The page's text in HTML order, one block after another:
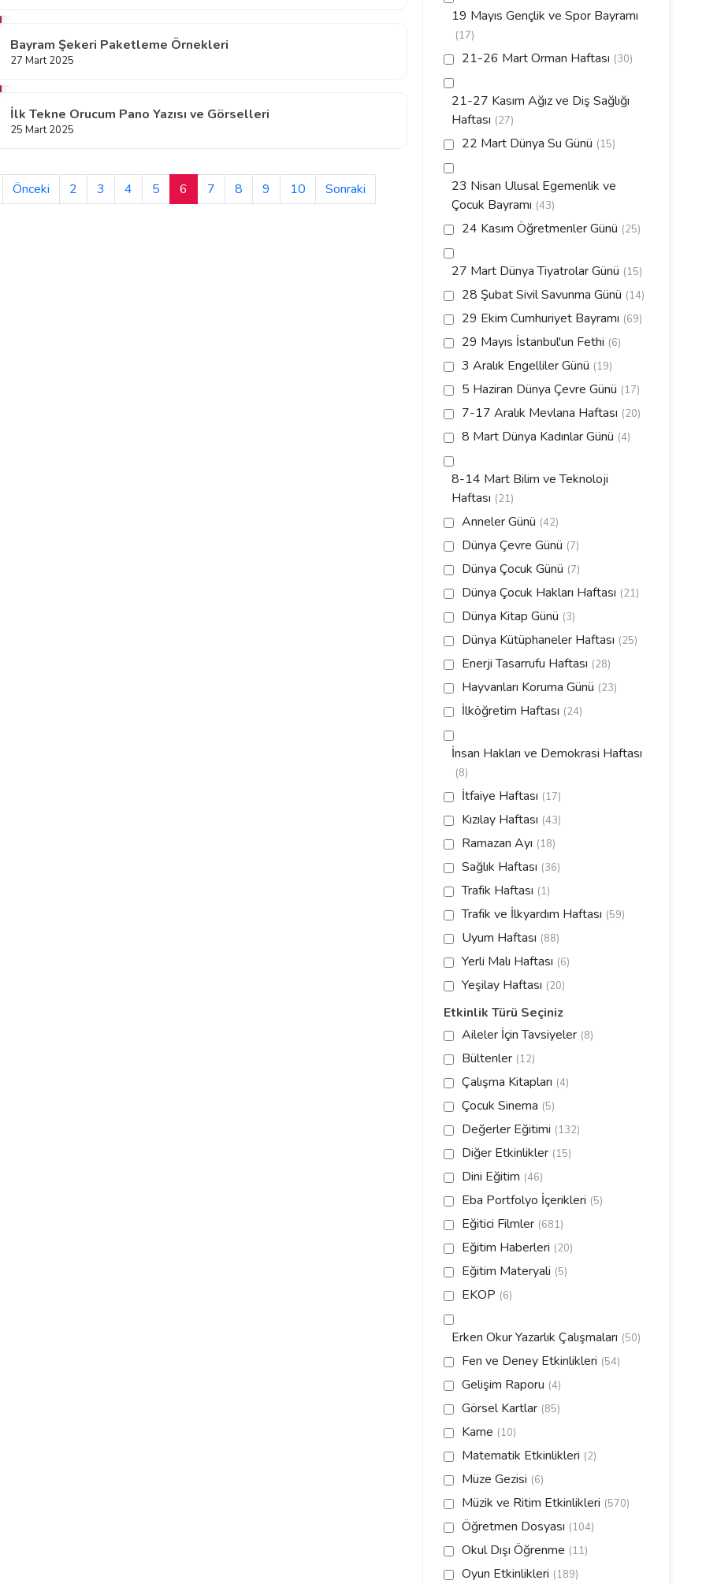
Bayram Şekeri Paketleme Örnekleri
27 Mart 2025
İlk Tekne Orucum Pano Yazısı ve Görselleri
25 Mart 2025
Önceki 2 3 4 5 6 7 8 9 10 Sonraki
19 Mayıs Gençlik ve Spor Bayramı
(17)
21-26 Mart Orman Haftası (30)
21-27 Kasım Ağız ve Diş Sağlığı
Haftası (27)
22 Mart Dünya Su Günü (15)
23 Nisan Ulusal Egemenlik ve
Çocuk Bayramı (43)
24 Kasım Öğretmenler Günü (25)
27 Mart Dünya Tiyatrolar Günü (15)
28 Şubat Sivil Savunma Günü (14)
29 Ekim Cumhuriyet Bayramı (69)
29 Mayıs İstanbul'un Fethi (6)
3 Aralık Engelliler Günü (19)
5 Haziran Dünya Çevre Günü (17)
7-17 Aralık Mevlana Haftası (20)
8 Mart Dünya Kadınlar Günü (4)
8-14 Mart Bilim ve Teknoloji
Haftası (21)
Anneler Günü (42)
Dünya Çevre Günü (7)
Dünya Çocuk Günü (7)
Dünya Çocuk Hakları Haftası (21)
Dünya Kitap Günü (3)
Dünya Kütüphaneler Haftası (25)
Enerji Tasarrufu Haftası (28)
Hayvanları Koruma Günü (23)
İlköğretim Haftası (24)
İnsan Hakları ve Demokrasi Haftası
(8)
İtfaiye Haftası (17)
Kızılay Haftası (43)
Ramazan Ayı (18)
Sağlık Haftası (36)
Trafik Haftası (1)
Trafik ve İlkyardım Haftası (59)
Uyum Haftası (88)
Yerli Malı Haftası (6)
Yeşilay Haftası (20)
Etkinlik Türü Seçiniz
Aileler İçin Tavsiyeler (8)
Bültenler (12)
Çalışma Kitapları (4)
Çocuk Sinema (5)
Değerler Eğitimi (132)
Diğer Etkinlikler (15)
Dini Eğitim (46)
Eba Portfolyo İçerikleri (5)
Eğitici Filmler (681)
Eğitim Haberleri (20)
Eğitim Materyali (5)
EKOP (6)
Erken Okur Yazarlık Çalışmaları (50)
Fen ve Deney Etkinlikleri (54)
Gelişim Raporu (4)
Görsel Kartlar (85)
Karne (10)
Matematik Etkinlikleri (2)
Müze Gezisi (6)
Müzik ve Ritim Etkinlikleri (570)
Öğretmen Dosyası (104)
Okul Dışı Öğrenme (11)
Oyun Etkinlikleri (189)